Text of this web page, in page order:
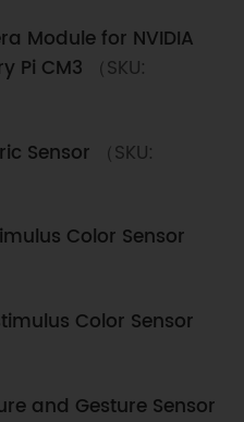
Module for NVIDIA
Pi CM3
（SKU:
Sensor
（SKU:
Color Sensor
Color Sensor
and Gesture Sensor